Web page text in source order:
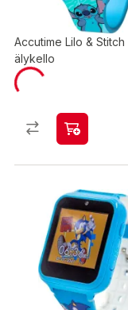
Accutime Lilo & Stitch
älykello